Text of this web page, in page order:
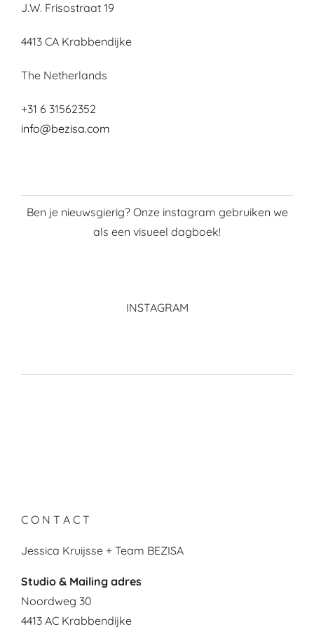
J.W. Frisostraat 19
4413 CA Krabbendijke
The Netherlands
+31 6 31562352
info@bezisa.com
Ben je nieuwsgierig? Onze instagram gebruiken we
als een visueel dagboek!
INSTAGRAM
C O N T A C T
Jessica Kruijsse + Team BEZISA
Studio & Mailing adres
Noordweg 30
4413 AC Krabbendijke